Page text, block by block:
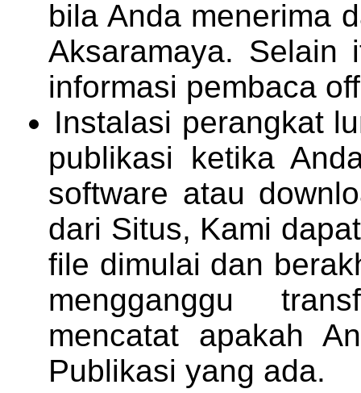
bila Anda menerima
Aksaramaya. Selain
informasi pembaca
Instalasi perangkat
publikasi ketika
software atau
dari Situs, Kami
file dimulai dan
mengganggu
mencatat apakah
Publikasi yang ada.